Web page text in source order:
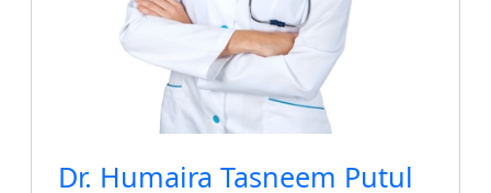
Dr. Humaira Tasneem Putul